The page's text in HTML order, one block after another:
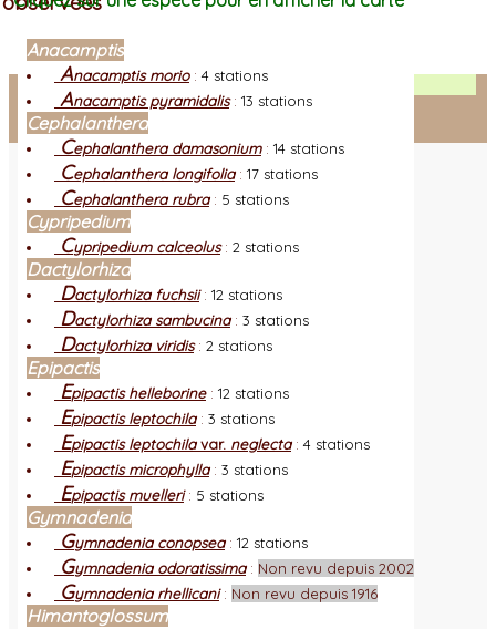
Facebook
Connexion adhérent
Anacamptis
Anacamptis morio: 4 stations
Anacamptis pyramidalis: 13 stations
Cephalanthera
Cephalanthera damasonium: 14 stations
Cephalanthera longifolia: 17 stations
Cephalanthera rubra: 5 stations
Cypripedium
Cypripedium calceolus: 2 stations
Dactylorhiza
Dactylorhiza fuchsii: 12 stations
Dactylorhiza sambucina: 3 stations
Dactylorhiza viridis: 2 stations
Epipactis
Epipactis helleborine: 12 stations
Epipactis leptochila: 3 stations
Epipactis leptochilavar. neglecta: 4 stations
Epipactis microphylla: 3 stations
Epipactis muelleri: 5 stations
Gymnadenia
Gymnadenia conopsea: 12 stations
Gymnadenia odoratissima: Non revu depuis 2002
Gymnadenia rhellicani: Non revu depuis 1916
Himantoglossum